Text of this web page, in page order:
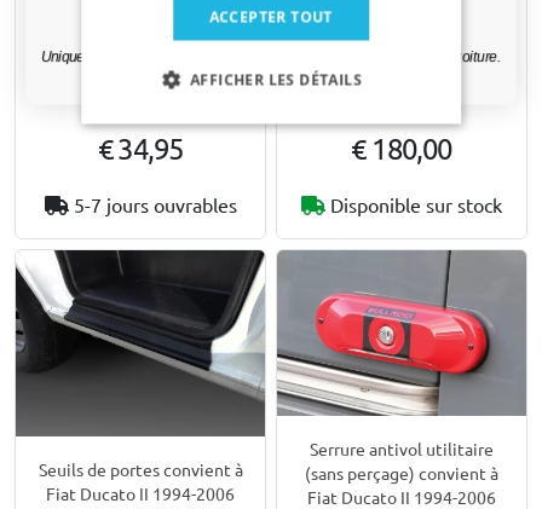
Tapis convient à Fiat
Ducato II 1994-2006 -
feutre aiguilleté
Tapis avant
€ 34,95
5-7 jours ouvrables
Barres de toit convient à
Fiat Ducato II 1994-2006
Menabo Professional
Airdyn aluminium - 2 barres
€ 180,00
Disponible sur stock
Seuils de portes convient à
Fiat Ducato II 1994-2006
Serrure antivol utilitaire
(sans perçage) convient à
Fiat Ducato II 1994-2006
ACCEPTER TOUT
AFFICHER LES DÉTAILS
Uniquement des mises à jour et des offres pertinentes pour votre voiture.